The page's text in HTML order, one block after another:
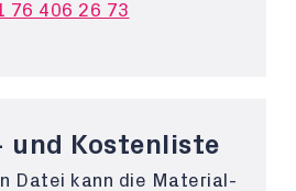
76 406 26 73
und Kostenliste
Datei kann die Material-